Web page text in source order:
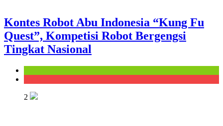
Kontes Robot Abu Indonesia “Kung Fu
Quest”, Kompetisi Robot Bergengsi
Tingkat Nasional
2